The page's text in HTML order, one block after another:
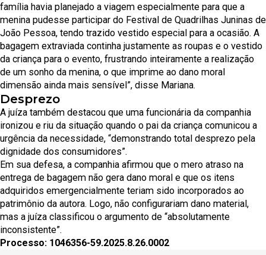
família havia planejado a viagem especialmente para que a
menina pudesse participar do Festival de Quadrilhas Juninas de
João Pessoa, tendo trazido vestido especial para a ocasião. A
bagagem extraviada continha justamente as roupas e o vestido
da criança para o evento, frustrando inteiramente a realização
de um sonho da menina, o que imprime ao dano moral
dimensão ainda mais sensível”, disse Mariana.
Desprezo
A juíza também destacou que uma funcionária da companhia
ironizou e riu da situação quando o pai da criança comunicou a
urgência da necessidade, “demonstrando total desprezo pela
dignidade dos consumidores”.
Em sua defesa, a companhia afirmou que o mero atraso na
entrega de bagagem não gera dano moral e que os itens
adquiridos emergencialmente teriam sido incorporados ao
patrimônio da autora. Logo, não configurariam dano material,
mas a juíza classificou o argumento de “absolutamente
inconsistente”.
Processo: 1046356-59.2025.8.26.0002